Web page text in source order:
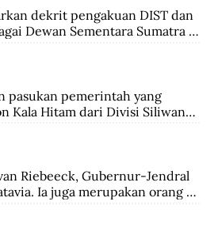
laut, dekat pelabuhan
dekrit pengakuan DIST dan
Dewan Sementara Sumatra
pembentukan NST,
sebagai “boneka”
propaganda Republik, NST
dan majalah Medan
NST dalam sektor ekonomi
perkebunan dan hak
atas tanah.
pasukan pemerintah yang
Kala Hitam dari Divisi Siliwangi.
pembebasan sebuah kawasan,
yang menjadi tawanan.
terlihat bersikap menantang
Riebeeck, Gubernur-Jendral
Ia juga merupakan orang
kopi pertama di Jawa